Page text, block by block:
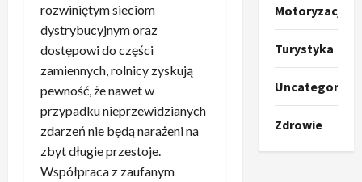
rozwiniętym sieciom
dystrybucyjnym oraz
dostępowi do części
zamiennych, rolnicy zyskują
pewność, że nawet w
przypadku nieprzewidzianych
zdarzeń nie będą narażeni na
zbyt długie przestoje.
Współpraca z zaufanym
Motoryzacja
Turystyka
Uncategorized
Zdrowie